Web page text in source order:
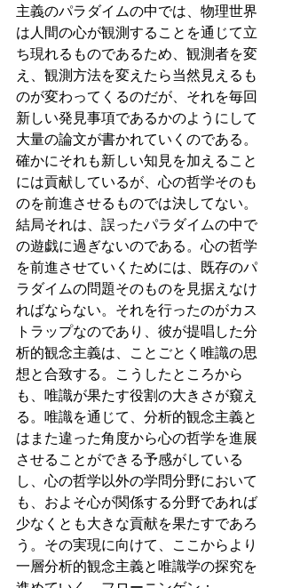
主義のパラダイムの中では、物理世界
は人間の心が観測することを通じて立
ち現れるものであるため、観測者を変
え、観測方法を変えたら当然見えるも
のが変わってくるのだが、それを毎回
新しい発見事項であるかのようにして
大量の論文が書かれていくのである。
確かにそれも新しい知見を加えること
には貢献しているが、心の哲学そのも
のを前進させるものでは決してない。
結局それは、誤ったパラダイムの中で
の遊戯に過ぎないのである。心の哲学
を前進させていくためには、既存のパ
ラダイムの問題そのものを見据えなけ
ればならない。それを行ったのがカス
トラップなのであり、彼が提唱した分
析的観念主義は、ことごとく唯識の思
想と合致する。こうしたところから
も、唯識が果たす役割の大きさが窺え
る。唯識を通じて、分析的観念主義と
はまた違った角度から心の哲学を進展
させることができる予感がしている
し、心の哲学以外の学問分野において
も、およそ心が関係する分野であれば
少なくとも大きな貢献を果たすであろ
う。その実現に向けて、ここからより
一層分析的観念主義と唯識学の探究を